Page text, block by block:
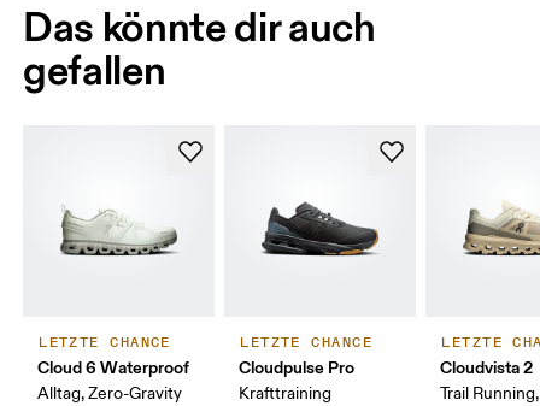
Das könnte dir auch
gefallen
LETZTE CHANCE
Cloud 6 Waterproof
Alltag, Zero-Gravity
LETZTE CHANCE
Cloudpulse Pro
Krafttraining
LETZTE
Cloudvista 2
Trail